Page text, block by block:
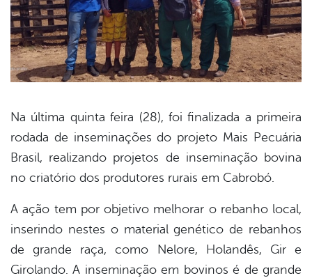
Na última quinta feira (28), foi finalizada a primeira
rodada de inseminações do projeto Mais Pecuária
Brasil, realizando projetos de inseminação bovina
no criatório dos produtores rurais em Cabrobó.
A ação tem por objetivo melhorar o rebanho local,
inserindo nestes o material genético de rebanhos
de grande raça, como Nelore, Holandês, Gir e
Girolando. A inseminação em bovinos é de grande